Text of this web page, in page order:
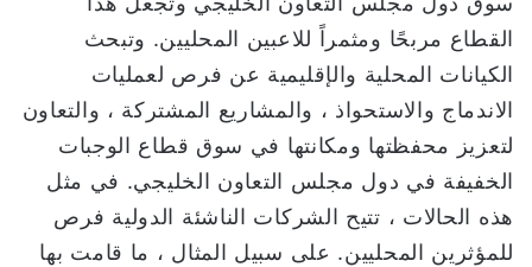
القطاع مربحًا ومثمراً للاعبين المحليين. وتبحث
الكيانات المحلية والإقليمية عن فرص لعمليات
الاندماج والاستحواذ ، والمشاريع المشتركة ، والتعاون
لتعزيز محفظتها ومكانتها في سوق قطاع الوجبات
الخفيفة في دول مجلس التعاون الخليجي. في مثل
هذه الحالات ، تتيح الشركات الناشئة الدولية فرص
للمؤثرين المحليين. على سبيل المثال ، ما قامت بها